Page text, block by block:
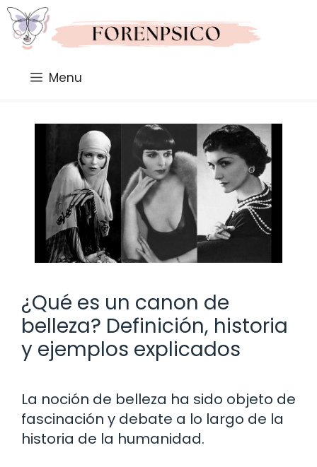
Saltar
al
contenido
Menu
¿Qué es un canon de
belleza? Definición, historia
y ejemplos explicados
La noción de belleza ha sido objeto de
fascinación y debate a lo largo de la
historia de la humanidad.